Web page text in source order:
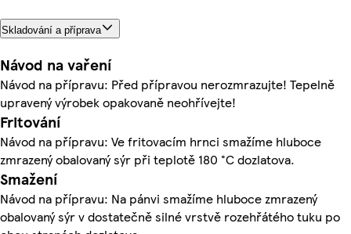
Skladování a příprava
Návod na vaření
Návod na přípravu: Před přípravou nerozmrazujte! Tepelně
upravený výrobek opakovaně neohřívejte!
Fritování
Návod na přípravu: Ve fritovacím hrnci smažíme hluboce
zmrazený obalovaný sýr při teplotě 180 °C dozlatova.
Smažení
Návod na přípravu: Na pánvi smažíme hluboce zmrazený
obalovaný sýr v dostatečně silné vrstvě rozehřátého tuku po